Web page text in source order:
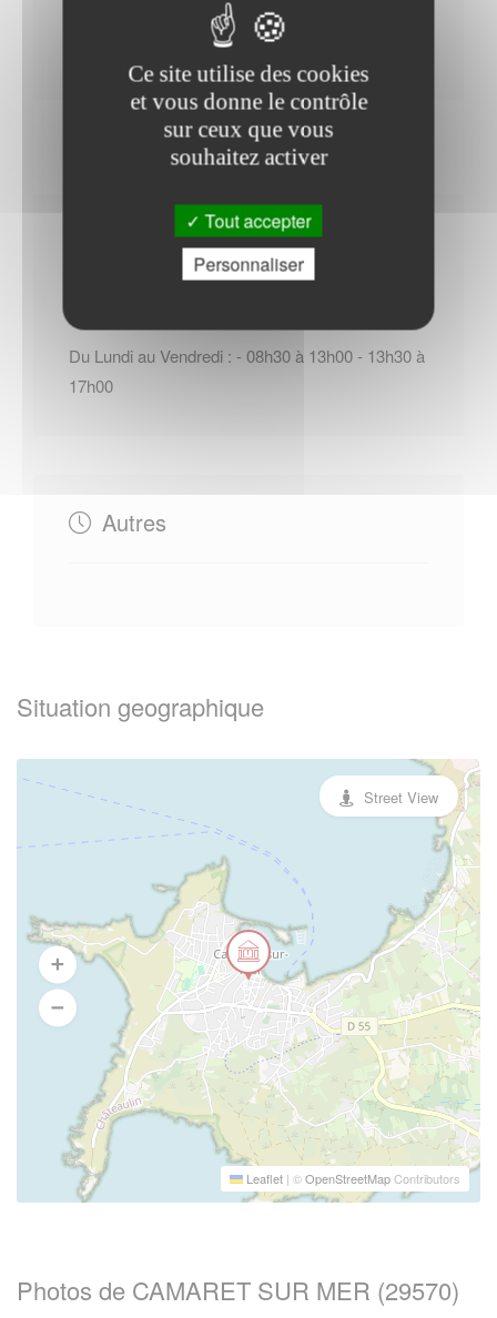
Contacter l'office de tourisme
Horaires Mairie
Du Lundi au Vendredi : - 08h30 à 13h00 - 13h30 à
17h00
Autres
Situation geographique
Leaflet | ©OpenStreetMapContributors
Street View
Photos de CAMARET SUR MER (29570)
Ce site utilise des cookies
et vous donne le contrôle
sur ceux que vous
souhaitez activer
Tout accepter
Personnaliser